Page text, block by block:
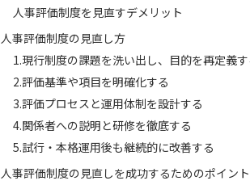
人事評価制度を見直すデメリット
人事評価制度の見直し方
1.現行制度の課題を洗い出し、目的を再定義
2.評価基準や項目を明確化する
3.評価プロセスと運用体制を設計する
4.関係者への説明と研修を徹底する
5.試行・本格運用後も継続的に改善する
人事評価制度の見直しを成功するためのポイント